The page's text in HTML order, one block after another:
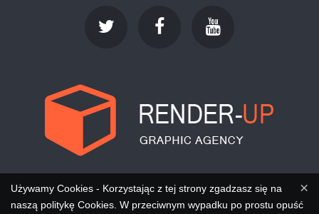
×
Używamy Cookies - Korzystając z tej strony zgadzasz się na
naszą politykę Cookies. W przeciwnym wypadku po prostu opuść